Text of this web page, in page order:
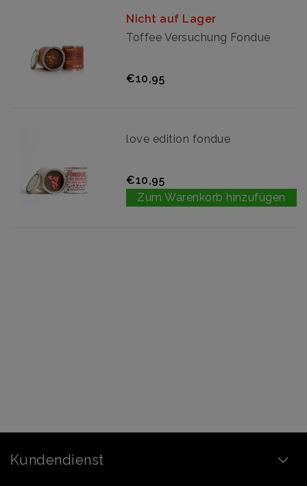
Nicht auf Lager
Toffee Versuchung Fondue
€10,95
love edition fondue
€10,95
Zum Warenkorb hinzufügen
Kundendienst